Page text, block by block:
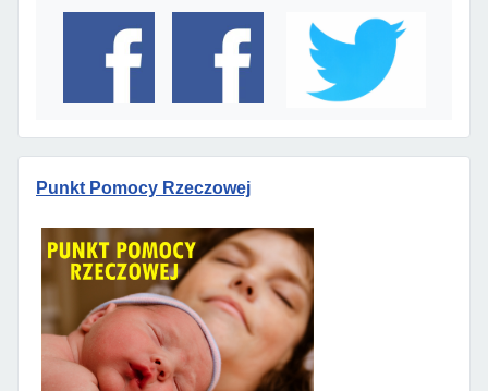
Punkt Pomocy Rzeczowej